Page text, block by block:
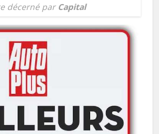
décerné par Capital